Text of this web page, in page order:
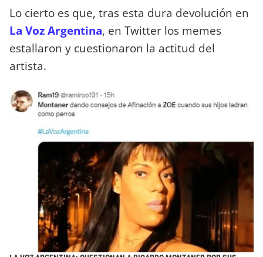
Lo cierto es que, tras esta dura devolución en
La Voz Argentina, en Twitter los memes
estallaron y cuestionaron la actitud del
artista.